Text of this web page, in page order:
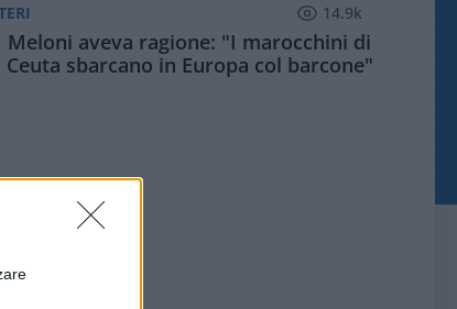
14.9k
Meloni aveva ragione: "I marocchini di
Ceuta sbarcano in Europa col barcone"